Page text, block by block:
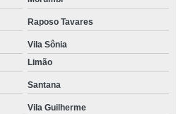
Raposo Tavares
Vila Sônia
Limão
Santana
Vila Guilherme